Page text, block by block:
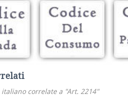
correlate a "Art. 2214"